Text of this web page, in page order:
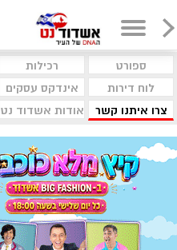
ספורט רכילות
לוח דירות
אינדקס עסקים
צרו איתנו קשר
אודות אשדוד נט